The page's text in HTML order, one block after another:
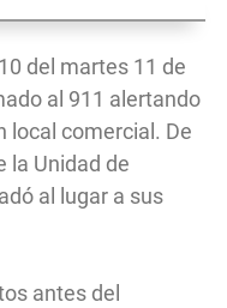
del martes 11 de
al 911 alertando
local comercial. De
la Unidad de
al lugar a sus
antes del